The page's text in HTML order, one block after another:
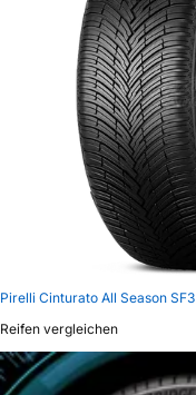
Pirelli Cinturato All Season SF3
Reifen vergleichen